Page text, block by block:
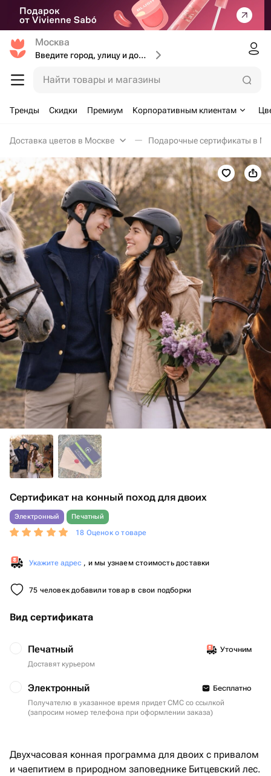
Москва
Введите город, улицу и дом доставки
Найти товары и магазины
Тренды Скидки Премиум Корпоративным клиентам
Доставка цветов в Москве Подарочные сертификаты в
Сертификат на конный поход для двоих
Электронный Печатный
18 Оценок о товаре
Укажите адрес , и мы узнаем стоимость доставки
75 человек добавили товар в свои подборки
Вид сертификата
Печатный
Уточним
Доставят курьером
Электронный
Бесплатно
Получателю в указанное время придет СМС со ссылкой
(запросим номер телефона при оформлении заказа)
Двухчасовая конная программа для двоих с привалом
и чаепитием в природном заповеднике Битцевский лес.